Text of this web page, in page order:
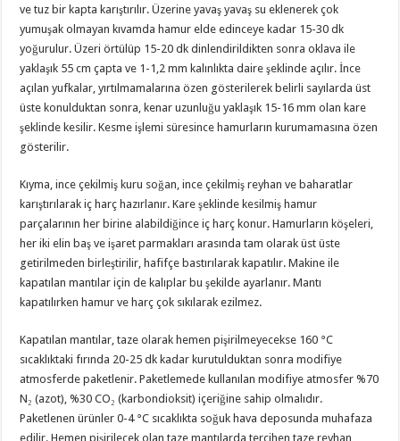
ve tuz bir kapta karıştırılır. Üzerine yavaş yavaş su eklenerek çok
yumuşak olmayan kıvamda hamur elde edinceye kadar 15-30 dk
yoğurulur. Üzeri örtülüp 15-20 dk dinlendirildikten sonra oklava ile
yaklaşık 55 cm çapta ve 1-1,2 mm kalınlıkta daire şeklinde açılır. İnce
açılan yufkalar, yırtılmamalarına özen gösterilerek belirli sayılarda üst
üste konulduktan sonra, kenar uzunluğu yaklaşık 15-16 mm olan kare
şeklinde kesilir. Kesme işlemi süresince hamurların kurumamasına özen
gösterilir.
Kıyma, ince çekilmiş kuru soğan, ince çekilmiş reyhan ve baharatlar
karıştırılarak iç harç hazırlanır. Kare şeklinde kesilmiş hamur
parçalarının her birine alabildiğince iç harç konur. Hamurların köşeleri,
her iki elin baş ve işaret parmakları arasında tam olarak üst üste
getirilmeden birleştirilir, hafifçe bastırılarak kapatılır. Makine ile
kapatılan mantılar için de kalıplar bu şekilde ayarlanır. Mantı
kapatılırken hamur ve harç çok sıkılarak ezilmez.
Kapatılan mantılar, taze olarak hemen pişirilmeyecekse 160 °C
sıcaklıktaki fırında 20-25 dk kadar kurutulduktan sonra modifiye
atmosferde paketlenir. Paketlemede kullanılan modifiye atmosfer %70
N₂ (azot), %30 CO₂ (karbondioksit) içeriğine sahip olmalıdır.
Paketlenen ürünler 0-4 °C sıcaklıkta soğuk hava deposunda muhafaza
edilir. Hemen pişirilecek olan taze mantılarda tercihen taze reyhan